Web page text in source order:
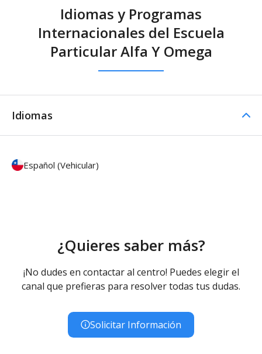
Idiomas y Programas
Internacionales del Escuela
Particular Alfa Y Omega
Idiomas
Español (Vehicular)
¿Quieres saber más?
¡No dudes en contactar al centro! Puedes elegir el
canal que prefieras para resolver todas tus dudas.
Solicitar Información